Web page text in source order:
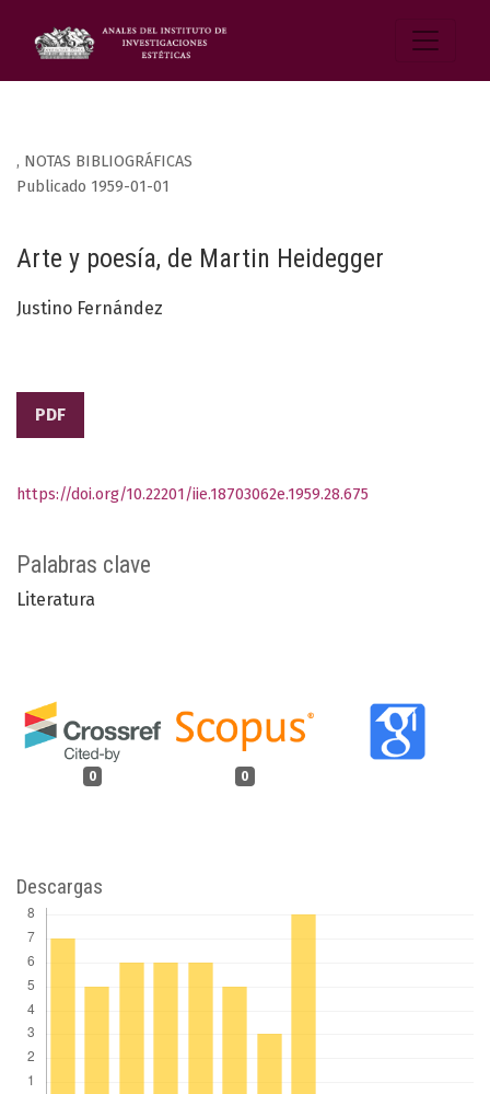
, NOTAS BIBLIOGRÁFICAS
Arte y poesía, de Martin Heidegger
Publicado 1959-01-01
Justino Fernández
PDF
Palabras clave
Literatura
0 0
https://doi.org/10.22201/iie.18703062e.1959.28.675
Descargas